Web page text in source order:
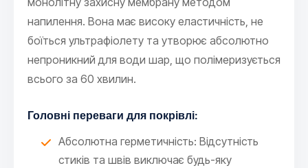
напилення. Вона має високу еластичність, не
боїться ультрафіолету та утворює абсолютно
непроникний для води шар, що полімеризується
всього за 60 хвилин.
Головні переваги для покрівлі:
Абсолютна герметичність: Відсутність
стиків та швів виключає будь-яку